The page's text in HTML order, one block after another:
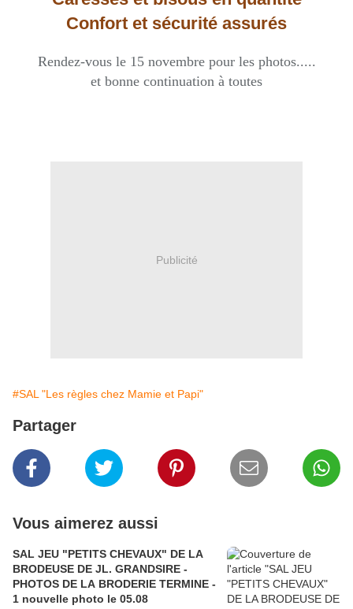
Confort et sécurité assurés
Rendez-vous le 15novembre pour les photos.....
et bonne continuation à toutes
Publicité
#SAL "Les règles chez Mamie et Papi"
Partager
Vous aimerez aussi
SAL JEU "PETITS CHEVAUX" DE LA
BRODEUSE DE JL. GRANDSIRE -
PHOTOS DE LA BRODERIE TERMINE -
1 nouvelle photo le 05.08